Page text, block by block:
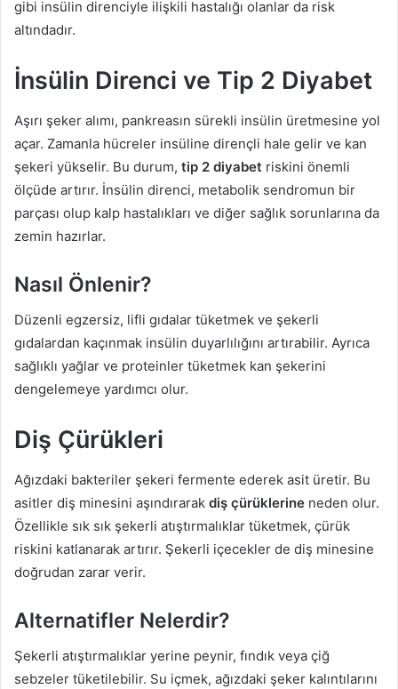
gibi insülin direnciyle ilişkili hastalığı olanlar da risk
altındadır.
İnsülin Direnci ve Tip 2 Diyabet
Aşırı şeker alımı, pankreasın sürekli insülin üretmesine yol
açar. Zamanla hücreler insüline dirençli hale gelir ve kan
şekeri yükselir. Bu durum, tip 2 diyabet riskini önemli
ölçüde artırır. İnsülin direnci, metabolik sendromun bir
parçası olup kalp hastalıkları ve diğer sağlık sorunlarına da
zemin hazırlar.
Nasıl Önlenir?
Düzenli egzersiz, lifli gıdalar tüketmek ve şekerli
gıdalardan kaçınmak insülin duyarlılığını artırabilir. Ayrıca
sağlıklı yağlar ve proteinler tüketmek kan şekerini
dengelemeye yardımcı olur.
Diş Çürükleri
Ağızdaki bakteriler şekeri fermente ederek asit üretir. Bu
asitler diş minesini aşındırarak diş çürüklerine neden olur.
Özellikle sık sık şekerli atıştırmalıklar tüketmek, çürük
riskini katlanarak artırır. Şekerli içecekler de diş minesine
doğrudan zarar verir.
Alternatifler Nelerdir?
Şekerli atıştırmalıklar yerine peynir, fındık veya çiğ
sebzeler tüketilebilir. Su içmek, ağızdaki şeker kalıntılarını